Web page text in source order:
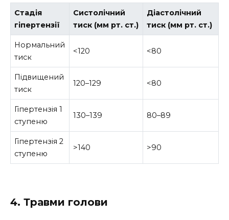
Стадія
гіпертензії
Систолічний
тиск (мм рт. ст.)
Діастолічний
тиск (мм рт. ст.)
Нормальний
тиск
<120 <80
Підвищений
тиск
120–129 <80
Гіпертензія 1
ступеню
130–139 80–89
Гіпертензія 2
ступеню
>140 >90
4. Травми голови